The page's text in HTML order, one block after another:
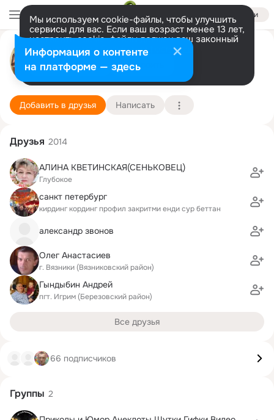
Войти
Мы используем cookie-файлы, чтобы улучшить
сервисы для вас. Если ваш возраст менее 13 лет,
настроить cookie-файлы должен ваш законный
представитель. Больше информации
Разрешить все Настроить
сергей иванов
Санкт-Петербург
492 школа
Подробнее
Добавить в друзья Написать
Друзья 2014
АЛИНА КВЕТИНСКАЯ(СЕНЬКОВЕЦ)
Глубокое
санкт петербург
кирдинг кординг профил закритми енди сур беттан
александр звонов
Олег Анастасиев
г. Вязники (Вязниковский район)
Гындыбин Андрей
пгт. Игрим (Березовский район)
Все друзья
66 подписчиков
Группы 2
Информация о контенте
на платформе — здесь